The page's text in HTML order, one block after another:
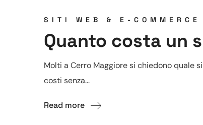
SITI WEB & E-COMMERCE
Quanto costa un
Molti a Cerro Maggiore si chiedono quale
costi senza...
Read more